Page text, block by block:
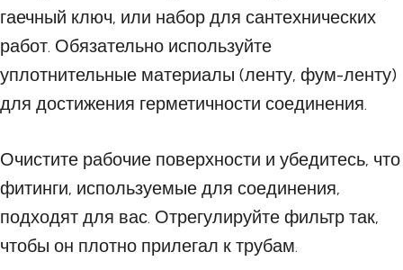
гаечный ключ, или набор для сантехнических
работ. Обязательно используйте
уплотнительные материалы (ленту, фум-ленту)
для достижения герметичности соединения.
Очистите рабочие поверхности и убедитесь, что
фитинги, используемые для соединения,
подходят для вас. Отрегулируйте фильтр так,
чтобы он плотно прилегал к трубам.